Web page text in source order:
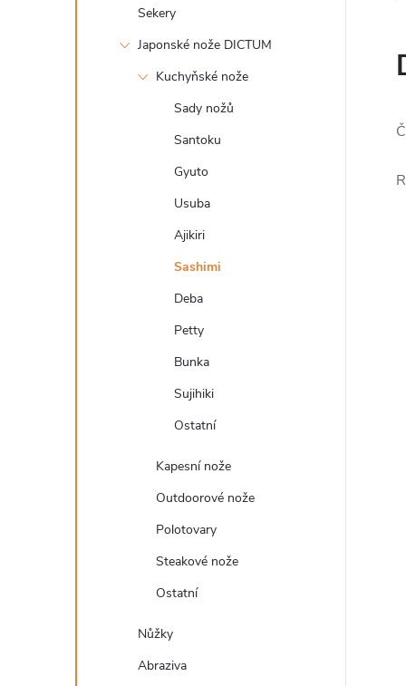
Sekery
Japonské nože DICTUM
Kuchyňské nože
Sady nožů
Santoku
Gyuto
Usuba
Ajikiri
Sashimi
Deba
Petty
Bunka
Sujihiki
Ostatní
Kapesní nože
Outdoorové nože
Polotovary
Steakové nože
Ostatní
Nůžky
Abraziva